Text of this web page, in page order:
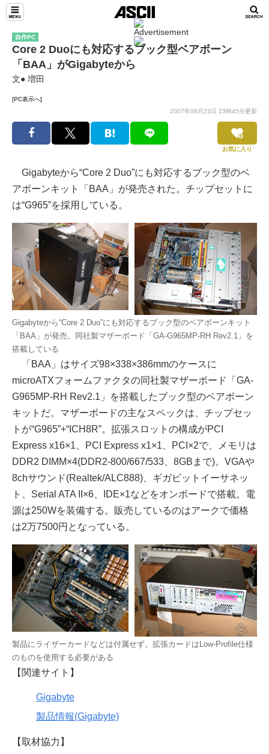
自作PC
Core 2 Duoにも対応するブック型ベアボーン
「BAA」がGigabyteから
文● 増田
[PC表示へ]
2007年08月23日 23時45分更新
お気に入り
Gigabyteから“Core 2 Duo”にも対応するブック型のベ
アボーンキット「BAA」が発売された。チップセットに
は“G965”を採用している。
Gigabyteから“Core 2 Duo”にも対応するブック型のベアボーンキット
「BAA」が発売。同社製マザーボード「GA-G965MP-RH Rev2.1」を
搭載している
「BAA」はサイズ98×338×386mmのケースに
microATXフォームファクタの同社製マザーボード「GA-
G965MP-RH Rev2.1」を搭載したブック型のベアボーン
キットだ。マザーボードの主なスペックは、チップセッ
トが“G965”+“ICH8R”。拡張スロットの構成がPCI
Express x16×1、PCI Express x1×1、PCI×2で、メモリは
DDR2 DIMM×4(DDR2-800/667/533、8GBまで)。VGAや
8chサウンド(Realtek/ALC888)、ギガビットイーサネッ
ト、Serial ATA II×6、IDE×1などをオンボードで搭載。電
源は250Wを装備する。販売しているのはアークで価格
は2万7500円となっている。
製品にライザーカードなどは付属せず。拡張カードはLow-Profile仕様
のものを使用する必要がある
【関連サイト】
Gigabyte
製品情報(Gigabyte)
【取材協力】